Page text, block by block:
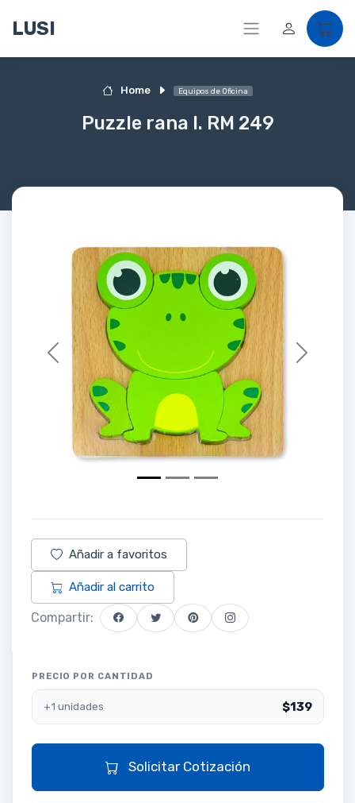
LUSI
Home Equipos de Oficina
Puzzle rana I. RM 249
Previous Next
Añadir a favoritos
Añadir al carrito
Compartir:
PRECIO POR CANTIDAD
+1 unidades $139
Solicitar Cotización